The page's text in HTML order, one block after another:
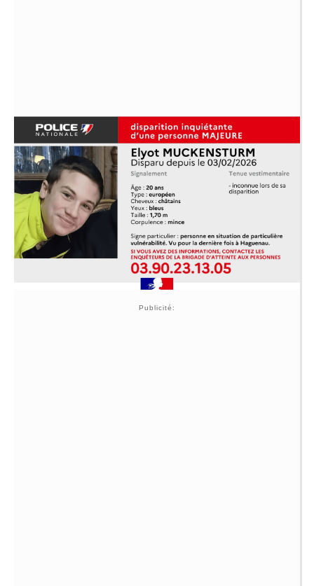
Publicité: